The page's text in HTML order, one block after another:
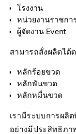
โรงงาน
หน่วยงานราชกา
ผู้จัดงาน Event
สามารถสั่งผลิตได้
หลักร้อยขวด
หลักพันขวด
หลักหมื่นขวด
เรามีระบบการผลิ
อย่างมีประสิทธิภา